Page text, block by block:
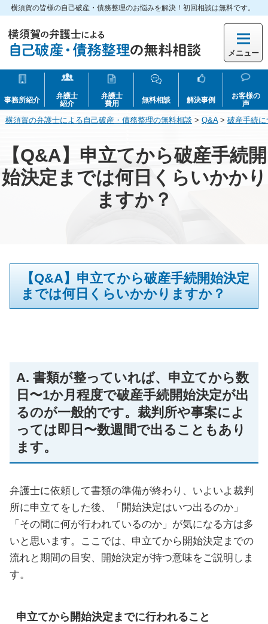
横須賀の皆様の自己破産・債務整理のお悩みを解決！初回相談は無料です。
メニュー
事務所紹介
弁護士
紹介
弁護士
費用
無料相談 解決事例
お客様の
声
横須賀の弁護士による自己破産・債務整理の無料相談 > Q&A> 破産手続に
【Q&A】申立てから破産手続開
始決定までは何日くらいかかり
ますか？
【Q&A】申立てから破産手続開始決定
までは何日くらいかかりますか？
A. 書類が整っていれば、申立てから数
日〜1か月程度で破産手続開始決定が出
るのが一般的です。裁判所や事案によ
っては即日〜数週間で出ることもあり
ます。
弁護士に依頼して書類の準備が終わり、いよいよ裁判
所に申立てをした後、「開始決定はいつ出るのか」
「その間に何が行われているのか」が気になる方は多
いと思います。ここでは、申立てから開始決定までの
流れと期間の目安、開始決定が持つ意味をご説明しま
す。
申立てから開始決定までに行われること